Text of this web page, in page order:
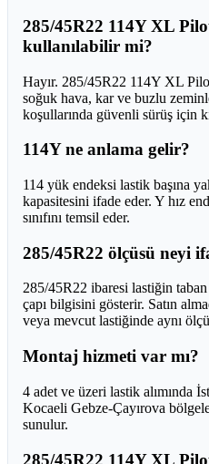
285/45R22 114Y XL
kullanılabilir mi?
Hayır. 285/45R22 114Y XL
soğuk hava, kar ve buzlu
koşullarında güvenli sürüş için
114Y ne anlama gelir?
114 yük endeksi lastik başına
kapasitesini ifade eder. Y hız
sınıfını temsil eder.
285/45R22 ölçüsü neyi
285/45R22 ibaresi lastiğin
çapı bilgisini gösterir. Satın
veya mevcut lastiğinde aynı
Montaj hizmeti var mı?
4 adet ve üzeri lastik alımında
Kocaeli Gebze-Çayırova
sunulur.
285/45R22 114Y XL